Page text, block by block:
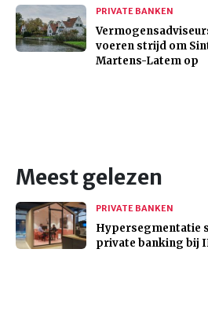
PRIVATE BANKEN
voeren strijd om
Martens-Latem op
Meest gelezen
PRIVATE BANKEN
Hypersegmentatie
private banking bij